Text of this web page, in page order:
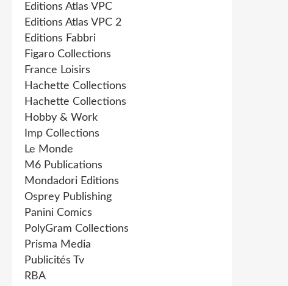
Editions Atlas VPC
Editions Atlas VPC 2
Editions Fabbri
Figaro Collections
France Loisirs
Hachette Collections
Hachette Collections
Hobby & Work
Imp Collections
Le Monde
M6 Publications
Mondadori Editions
Osprey Publishing
Panini Comics
PolyGram Collections
Prisma Media
Publicités Tv
RBA